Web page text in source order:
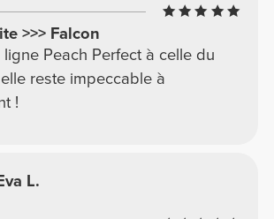
>>> Falcon
Peach Perfect à celle du
reste impeccable à
!
L.